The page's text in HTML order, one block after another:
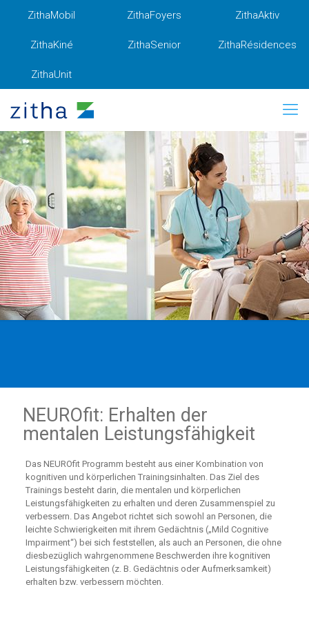
ZithaMobil ZithaFoyers ZithaAktiv
ZithaKiné ZithaSenior ZithaRésidences
ZithaUnit
NEUROfit: Erhalten der
mentalen Leistungsfähigkeit
Das NEUROfit Programm besteht aus einer Kombination von
kognitiven und körperlichen Trainingsinhalten. Das Ziel des
Trainings besteht darin, die mentalen und körperlichen
Leistungsfähigkeiten zu erhalten und deren Zusammenspiel zu
verbessern. Das Angebot richtet sich sowohl an Personen, die
leichte Schwierigkeiten mit ihrem Gedächtnis („Mild Cognitive
Impairment“) bei sich feststellen, als auch an Personen, die ohne
diesbezüglich wahrgenommene Beschwerden ihre kognitiven
Leistungsfähigkeiten (z. B. Gedächtnis oder Aufmerksamkeit)
erhalten bzw. verbessern möchten.